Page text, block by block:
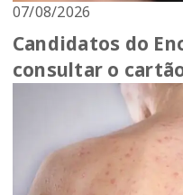
07/08/2026
Candidatos do
consultar o